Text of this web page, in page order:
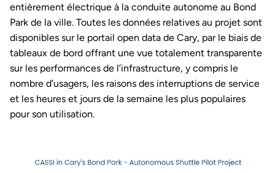
entièrement électrique à la conduite autonome au Bond
Park de la ville. Toutes les données relatives au projet sont
disponibles sur le portail open data de Cary, par le biais de
tableaux de bord offrant une vue totalement transparente
sur les performances de l’infrastructure, y compris le
nombre d’usagers, les raisons des interruptions de service
et les heures et jours de la semaine les plus populaires
pour son utilisation.